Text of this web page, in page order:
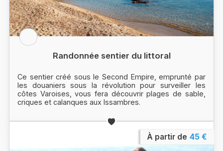
Randonnée sentier du littoral
Ce sentier créé sous le Second Empire, emprunté par
les douaniers sous la révolution pour surveiller les
côtes Varoises, vous fera découvrir plages de sable,
criques et calanques aux Issambres.
À partir de 45 €